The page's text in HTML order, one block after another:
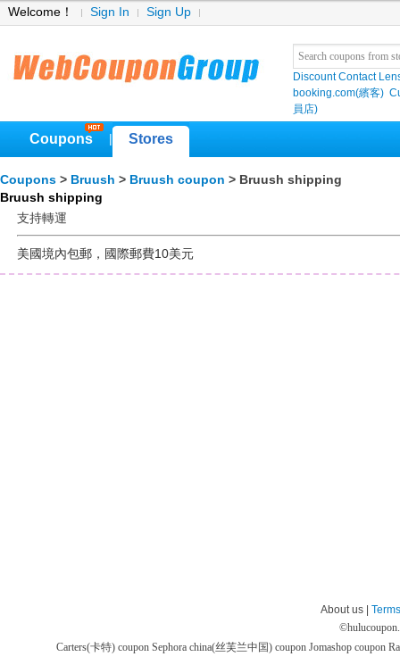
Welcome！ Sign In Sign Up
Discount Contact
booking.com(繽客)
員店)
Coupons Stores
Coupons > Bruush > Bruush coupon > Bruush shipping
Bruush shipping
支持轉運
美國境內包郵，國際郵費10美元
About us |
©
Carters(卡特) coupon Sephora china(丝芙兰中国) coupon Jomashop coupon